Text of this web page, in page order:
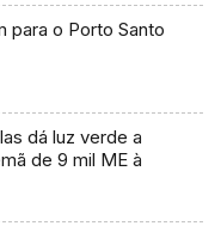
para o Porto Santo
dá luz verde a
de 9 mil ME à